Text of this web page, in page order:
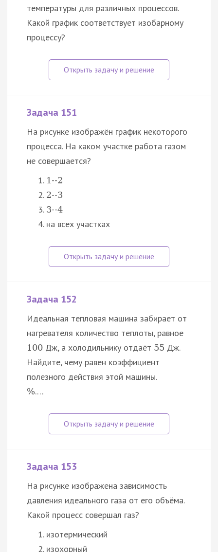
температуры для различных процессов.
Какой график соответствует изобарному
процессу?
Задача 151
На рисунке изображён график некоторого
процесса. На каком участке работа газом
не совершается?
1--2
2--3
3--4
на всех участках
Задача 152
Идеальная тепловая машина забирает от
нагревателя количество теплоты, равное
100 Дж, а холодильнику отдаёт 55 Дж.
Найдите, чему равен коэффициент
полезного действия этой машины.
%.…
Задача 153
На рисунке изображена зависимость
давления идеального газа от его объёма.
Какой процесс совершал газ?
изотермический
изохорный